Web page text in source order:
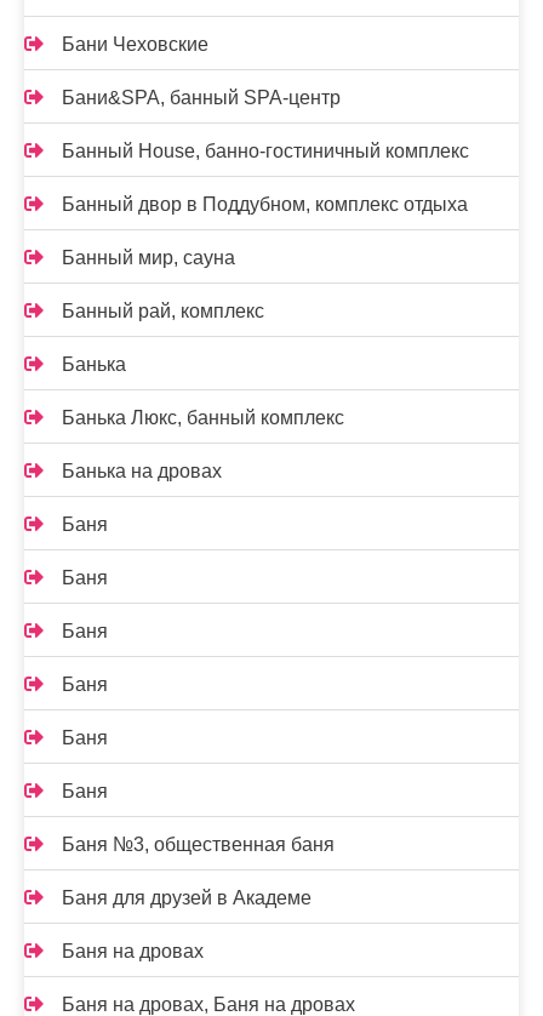
Бани Чеховские
Бани&SPA, банный SPA-центр
Банный House, банно-гостиничный комплекс
Банный двор в Поддубном, комплекс отдыха
Банный мир, сауна
Банный рай, комплекс
Банька
Банька Люкс, банный комплекс
Банька на дровах
Баня
Баня
Баня
Баня
Баня
Баня
Баня №3, общественная баня
Баня для друзей в Академе
Баня на дровах
Баня на дровах, Баня на дровах